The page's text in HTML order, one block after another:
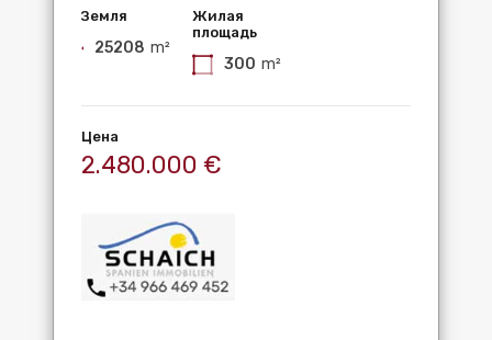
Земля
25208 m²
Жилая
площадь
300 m²
Цена
2.480.000 €